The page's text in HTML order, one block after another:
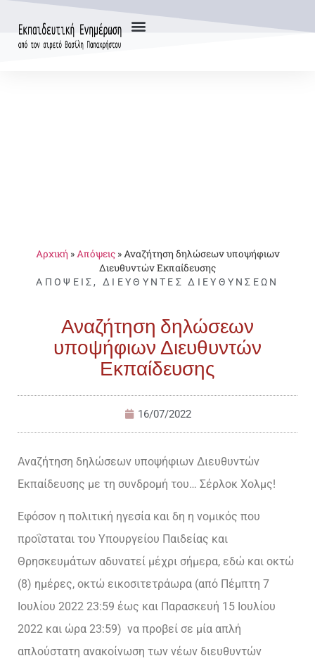
Αρχική »Απόψεις»Αναζήτηση δηλώσεων υποψήφιων
Διευθυντών Εκπαίδευσης
ΑΠΌΨΕΙΣ ,ΔΙΕΥΘΥΝΤΈΣ ΔΙΕΥΘΎΝΣΕΩΝ
Αναζήτηση δηλώσεων
υποψήφιων Διευθυντών
Εκπαίδευσης
16/07/2022
Αναζήτηση δηλώσεων υποψήφιων Διευθυντών
Εκπαίδευσης με τη συνδρομή του… Σέρλοκ Χολμς!
Εφόσον η πολιτική ηγεσία και δη η νομικός που
προΐσταται του Υπουργείου Παιδείας και
Θρησκευμάτων αδυνατεί μέχρι σήμερα, εδώ και οκτώ
(8) ημέρες, οκτώ εικοσιτετράωρα (από Πέμπτη 7
Ιουλίου 2022 23:59 έως και Παρασκευή 15 Ιουλίου
2022 και ώρα 23:59) να προβεί σε μία απλή
απλούστατη ανακοίνωση των νέων διευθυντών